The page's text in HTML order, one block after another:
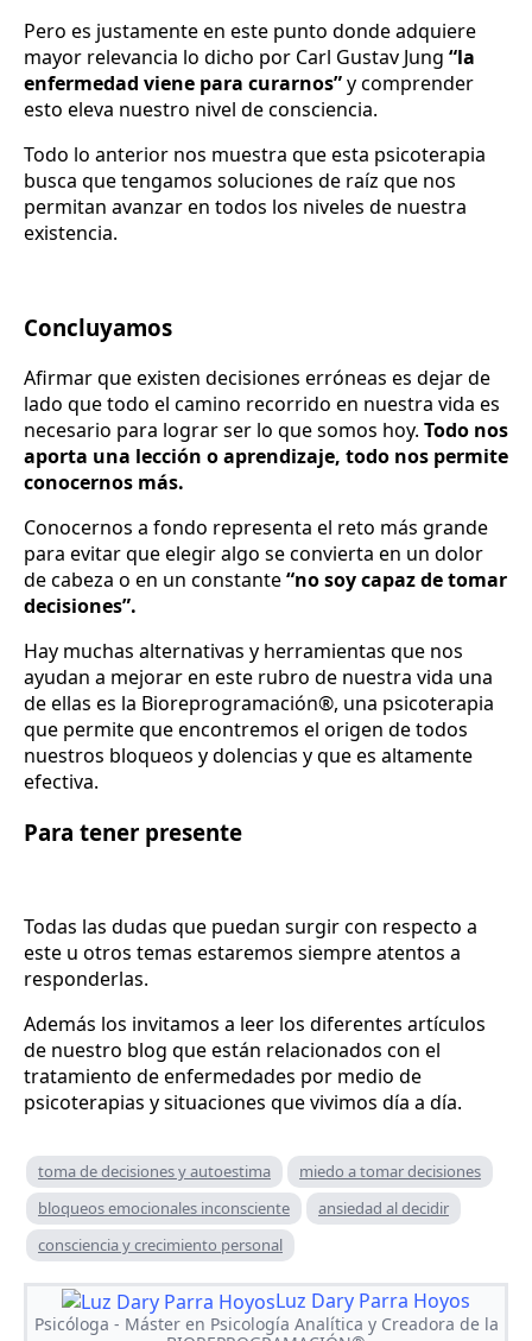
Pero es justamente en este punto donde adquiere
mayor relevancia lo dicho por Carl Gustav Jung “la
enfermedad viene para curarnos”y comprender
esto eleva nuestro nivel de consciencia.
Todo lo anterior nos muestra que esta psicoterapia
busca que tengamos soluciones de raíz que nos
permitan avanzar en todos los niveles de nuestra
existencia.
Concluyamos
Afirmar que existen decisiones erróneas es dejar de
lado que todo el camino recorrido en nuestra vida es
necesario para lograr ser lo que somos hoy. Todo nos
aporta una lección o aprendizaje, todo nos permite
conocernos más.
Conocernos a fondo representa el reto más grande
para evitar que elegir algo se convierta en un dolor
de cabeza o en un constante“no soy capaz de tomar
decisiones”.
Hay muchas alternativas y herramientas que nos
ayudan a mejorar en este rubro de nuestra vida una
de ellas es la Bioreprogramación®, una psicoterapia
que permite que encontremos el origen de todos
nuestros bloqueos y dolencias y que es altamente
efectiva.
Para tener presente
Todas las dudas que puedan surgir con respecto a
este u otros temas estaremos siempre atentos a
responderlas.
Además los invitamos a leer los diferentes artículos
de nuestro blog que están relacionados con el
tratamiento de enfermedades por medio de
psicoterapias y situaciones que vivimos día a día.
toma de decisiones y autoestima
miedo a tomar decisiones
bloqueos emocionales inconsciente
ansiedad al decidir
consciencia y crecimiento personal
Luz Dary Parra Hoyos
Psicóloga - Máster en Psicología Analítica y Creadora de la